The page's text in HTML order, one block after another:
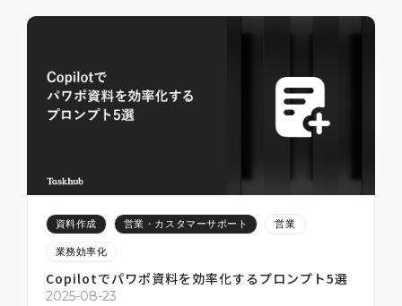
資料作成 営業・カスタマーサポート 営業
業務効率化
Copilotでパワポ資料を効率化するプロンプト5選
2025-08-23